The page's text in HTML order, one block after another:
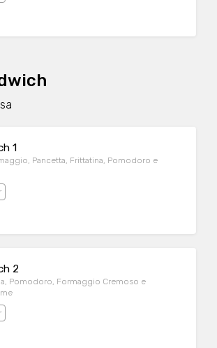
1
Pancetta, Frittatina, Pomodoro e
2
Pomodoro, Formaggio Cremoso e